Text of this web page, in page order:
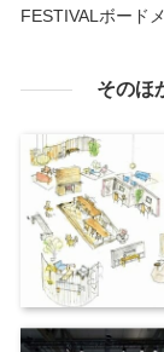
FESTIVALボード
そのほ